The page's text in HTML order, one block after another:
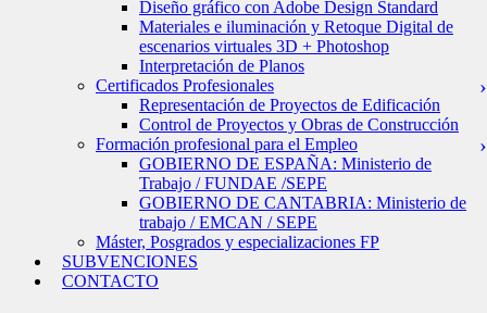
Diseño gráfico con Adobe Design Standard
Materiales e iluminación y Retoque Digital de
escenarios virtuales 3D + Photoshop
Interpretación de Planos
Certificados Profesionales
Representación de Proyectos de Edificación
Control de Proyectos y Obras de Construcción
Formación profesional para el Empleo
GOBIERNO DE ESPAÑA: Ministerio de
Trabajo / FUNDAE /SEPE
GOBIERNO DE CANTABRIA: Ministerio de
trabajo / EMCAN / SEPE
Máster, Posgrados y especializaciones FP
SUBVENCIONES
CONTACTO